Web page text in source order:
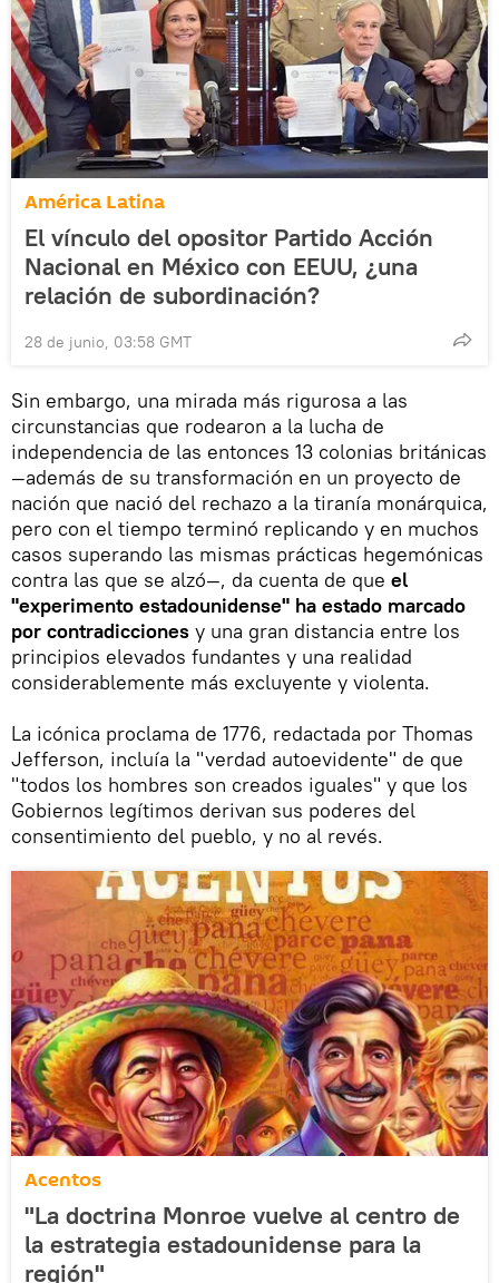
América Latina
El vínculo del opositor Partido Acción
Nacional en México con EEUU, ¿una
relación de subordinación?
28 de junio, 03:58 GMT
Sin embargo, una mirada más rigurosa a las
circunstancias que rodearon a la lucha de
independencia de las entonces 13 colonias británicas
—además de su transformación en un proyecto de
nación que nació del rechazo a la tiranía monárquica,
pero con el tiempo terminó replicando y en muchos
casos superando las mismas prácticas hegemónicas
contra las que se alzó—, da cuenta de que el
"experimento estadounidense" ha estado marcado
por contradicciones y una gran distancia entre los
principios elevados fundantes y una realidad
considerablemente más excluyente y violenta.
La icónica proclama de 1776, redactada por Thomas
Jefferson, incluía la "verdad autoevidente" de que
"todos los hombres son creados iguales" y que los
Gobiernos legítimos derivan sus poderes del
consentimiento del pueblo, y no al revés.
Acentos
"La doctrina Monroe vuelve al centro de
la estrategia estadounidense para la
región"